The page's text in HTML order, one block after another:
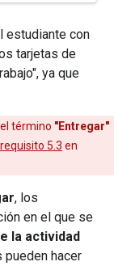
estudiante con
tarjetas de
ya que
término "Entregar"
requisito 5.3 en
, los
en el que se
la actividad
pueden hacer